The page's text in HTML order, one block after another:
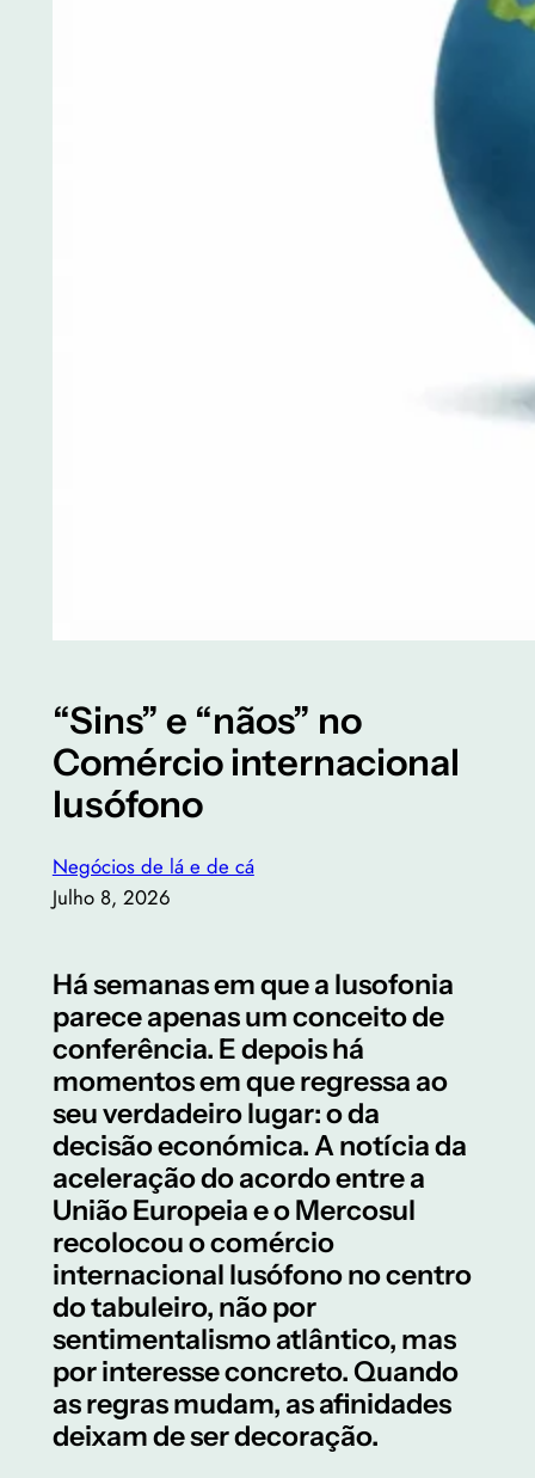
“Sins” e “nãos” no
Comércio internacional
lusófono
Negócios de lá e de cá
Julho 8, 2026
Há semanas em que a lusofonia
parece apenas um conceito de
conferência. E depois há
momentos em que regressa ao
seu verdadeiro lugar: o da
decisão económica. A notícia da
aceleração do acordo entre a
União Europeia e o Mercosul
recolocou o comércio
internacional lusófono no centro
do tabuleiro, não por
sentimentalismo atlântico, mas
por interesse concreto. Quando
as regras mudam, as afinidades
deixam de ser decoração.